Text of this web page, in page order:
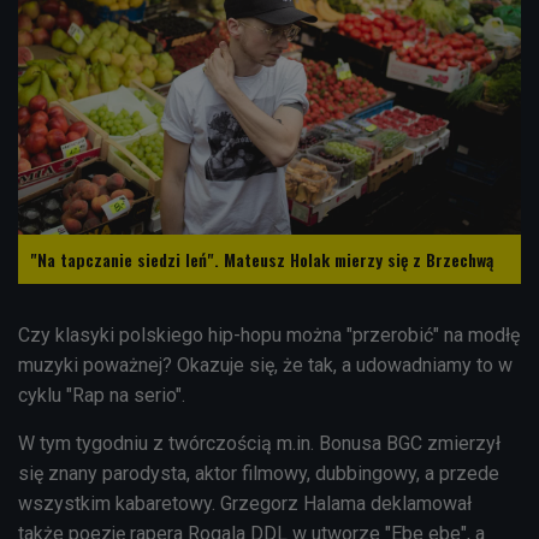
"Na tapczanie siedzi leń". Mateusz Holak mierzy się z Brzechwą
Czy klasyki polskiego hip-hopu można "przerobić" na modłę
muzyki poważnej? Okazuje się, że tak, a udowadniamy to w
cyklu "Rap na serio".
W tym tygodniu z twórczością m.in. Bonusa BGC zmierzył
się znany parodysta, aktor filmowy, dubbingowy, a przede
wszystkim kabaretowy. Grzegorz Halama deklamował
także poezję rapera Rogala DDL w utworze "Ebe ebe", a